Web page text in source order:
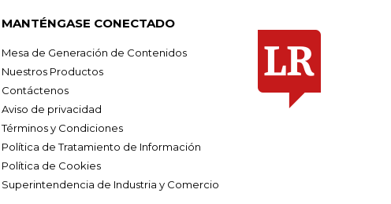
MANTÉNGASE CONECTADO
Mesa de Generación de Contenidos
Nuestros Productos
Contáctenos
Aviso de privacidad
Términos y Condiciones
Política de Tratamiento de Información
Política de Cookies
Superintendencia de Industria y Comercio